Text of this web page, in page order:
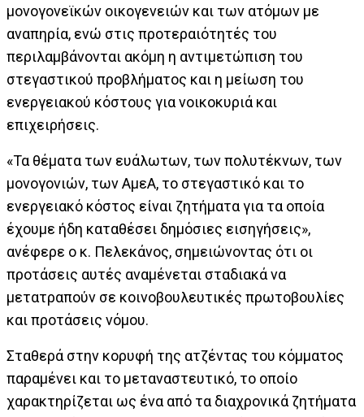
μονογονεϊκών οικογενειών και των ατόμων με
αναπηρία, ενώ στις προτεραιότητές του
περιλαμβάνονται ακόμη η αντιμετώπιση του
στεγαστικού προβλήματος και η μείωση του
ενεργειακού κόστους για νοικοκυριά και
επιχειρήσεις.
«Τα θέματα των ευάλωτων, των πολυτέκνων, των
μονογονιών, των ΑμεΑ, το στεγαστικό και το
ενεργειακό κόστος είναι ζητήματα για τα οποία
έχουμε ήδη καταθέσει δημόσιες εισηγήσεις»,
ανέφερε ο κ. Πελεκάνος, σημειώνοντας ότι οι
προτάσεις αυτές αναμένεται σταδιακά να
μετατραπούν σε κοινοβουλευτικές πρωτοβουλίες
και προτάσεις νόμου.
Σταθερά στην κορυφή της ατζέντας του κόμματος
παραμένει και το μεταναστευτικό, το οποίο
χαρακτηρίζεται ως ένα από τα διαχρονικά ζητήματα